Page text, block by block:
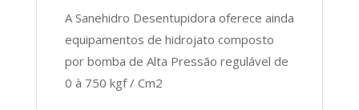
A Sanehidro Desentupidora oferece ainda
equipamentos de hidrojato composto
por bomba de Alta Pressão regulável de
0 à 750 kgf / Cm2